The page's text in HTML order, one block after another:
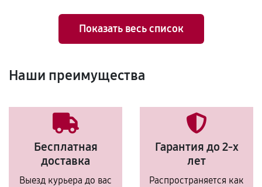
Показать весь список
Наши преимущества
Бесплатная
доставка
Выезд курьера до вас
Гарантия до 2-х
лет
Распространяется как